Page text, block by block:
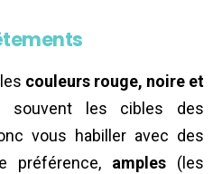
couleurs rouge, noire et
souvent les cibles des
vous habiller avec des
préférence, amples(les